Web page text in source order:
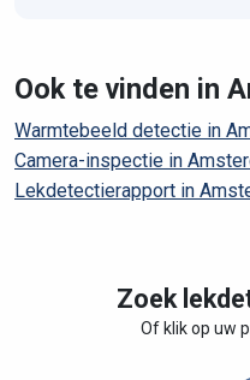
Ook te vinden in
Warmtebeeld detectie in
Camera-inspectie in
Lekdetectierapport in
Zoek
Of klik op uw